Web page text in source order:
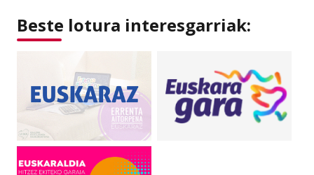
Beste lotura interesgarriak: